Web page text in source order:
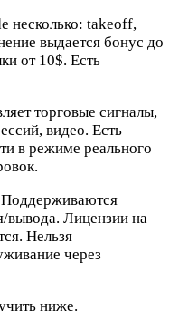
несколько: takeoff,
выдается бонус до
от 10$. Есть
торговые сигналы,
видео. Есть
в режиме реального
вывода. Лицензии на
Нельзя
через
ниже.